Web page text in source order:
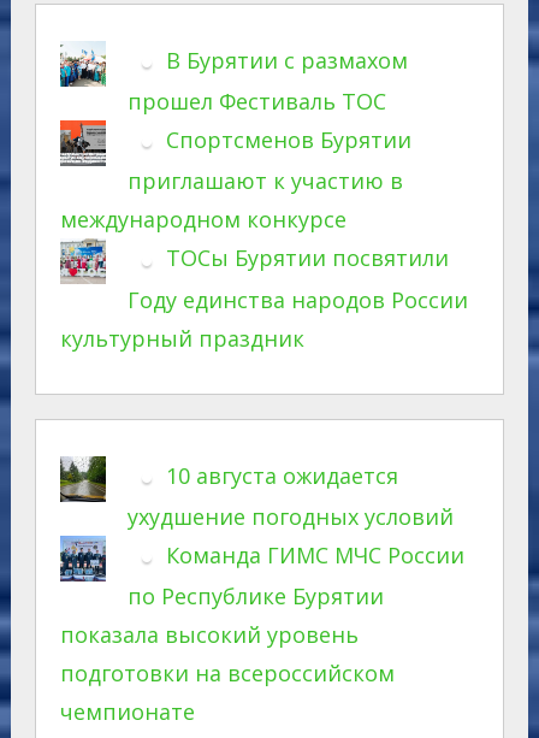
В Бурятии с размахом
прошел Фестиваль ТОС
Спортсменов Бурятии
приглашают к участию в
международном конкурсе
ТОСы Бурятии посвятили
Году единства народов России
культурный праздник
10 августа ожидается
ухудшение погодных условий
Команда ГИМС МЧС России
по Республике Бурятии
показала высокий уровень
подготовки на всероссийском
чемпионате